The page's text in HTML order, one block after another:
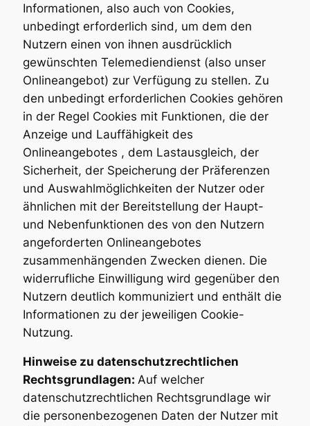
Informationen, also auch von Cookies,
unbedingt erforderlich sind, um dem den
Nutzern einen von ihnen ausdrücklich
gewünschten Telemediendienst (also unser
Onlineangebot) zur Verfügung zu stellen. Zu
den unbedingt erforderlichen Cookies gehören
in der Regel Cookies mit Funktionen, die der
Anzeige und Lauffähigkeit des
Onlineangebotes , dem Lastausgleich, der
Sicherheit, der Speicherung der Präferenzen
und Auswahlmöglichkeiten der Nutzer oder
ähnlichen mit der Bereitstellung der Haupt-
und Nebenfunktionen des von den Nutzern
angeforderten Onlineangebotes
zusammenhängenden Zwecken dienen. Die
widerrufliche Einwilligung wird gegenüber den
Nutzern deutlich kommuniziert und enthält die
Informationen zu der jeweiligen Cookie-
Nutzung.
Hinweise zu datenschutzrechtlichen
Rechtsgrundlagen: Auf welcher
datenschutzrechtlichen Rechtsgrundlage wir
die personenbezogenen Daten der Nutzer mit